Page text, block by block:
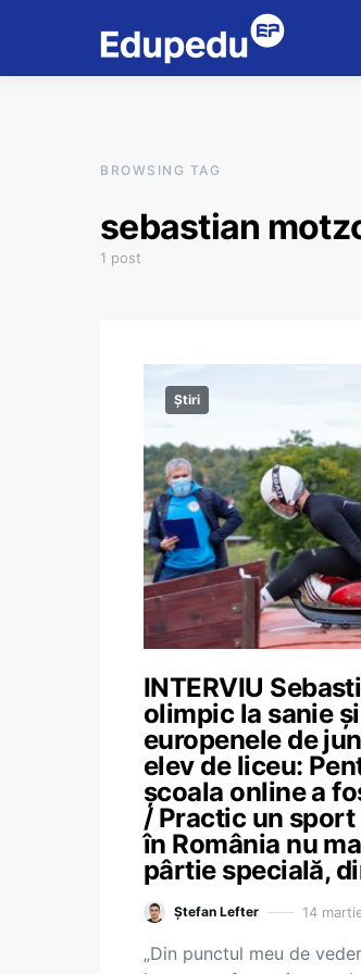
BROWSING TAG
sebastian
1 post
Știri
INTERVIU
olimpic la sanie
europenele de
elev de liceu:
școala online a
/ Practic un
în România nu
pârtie specială,
Ștefan Lefter 14
„Din punctul meu de